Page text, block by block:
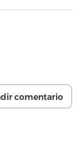
comentario